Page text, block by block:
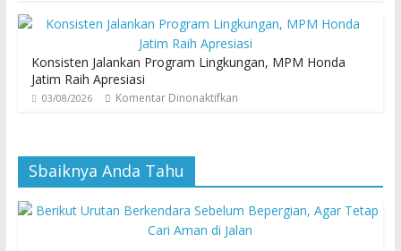
Konsisten Jalankan Program Lingkungan, MPM Honda
Jatim Raih Apresiasi
03/08/2026 Komentar Dinonaktifkan
Sbaiknya Anda Tahu